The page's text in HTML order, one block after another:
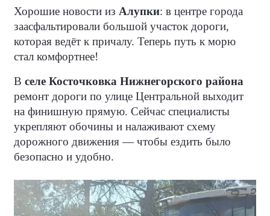
Хорошие новости из Алупки: в центре города
заасфальтировали большой участок дороги,
которая ведёт к причалу. Теперь путь к морю
стал комфортнее!
В селе Косточковка Нижнегорского района
ремонт дороги по улице Центральной выходит
на финишную прямую. Сейчас специалисты
укрепляют обочины и налаживают схему
дорожного движения — чтобы ездить было
безопасно и удобно.